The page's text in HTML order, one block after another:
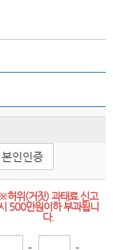
본인인증
※허위(거짓) 과태료 신고
500만원이하 부과됩니
다.